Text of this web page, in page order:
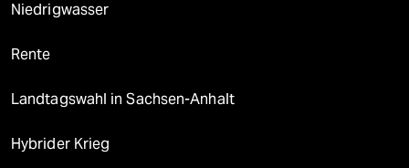
Niedrigwasser
Rente
Landtagswahl in Sachsen-Anhalt
Hybrider Krieg